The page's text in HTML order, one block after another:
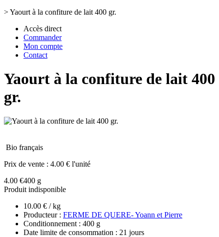
>Yaourt à la confiture de lait 400 gr.
Accès direct
Commander
Mon compte
Contact
Yaourt à la confiture de lait 400
gr.
Bio français
Prix de vente : 4.00 € l'unité
4.00 €400 g
Produit indisponible
10.00 € / kg
Producteur : FERME DE QUERE- Yoann et Pierre
Conditionnement : 400 g
Date limite de consommation : 21 jours